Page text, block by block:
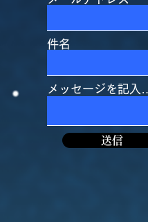
件名
メッセージを記入…
送信